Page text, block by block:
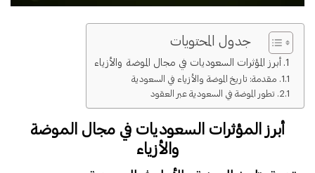
جدول المحتويات
أبرز المؤثرات السعوديات في مجال الموضة والأزياء
مقدمة: تاريخ الموضة والأزياء في السعودية
تطور الموضة في السعودية عبر العقود
أبرز المؤثرات السعوديات في مجال الموضة
والأزياء